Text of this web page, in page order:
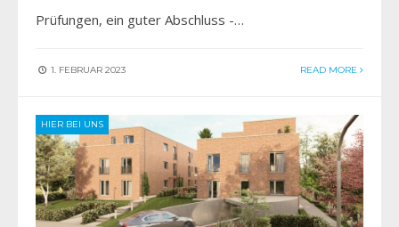
Prüfungen, ein guter Abschluss -…
1. FEBRUAR 2023 READ MORE
HIER BEI UNS